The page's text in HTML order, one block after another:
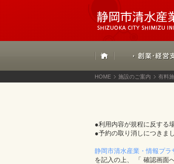
HOME 施設のご案内 有料
●利用内容が規程に反する
●予約の取り消しにつきま
静岡市清水産業・情報プラ
を記入の上、 「 確認画面